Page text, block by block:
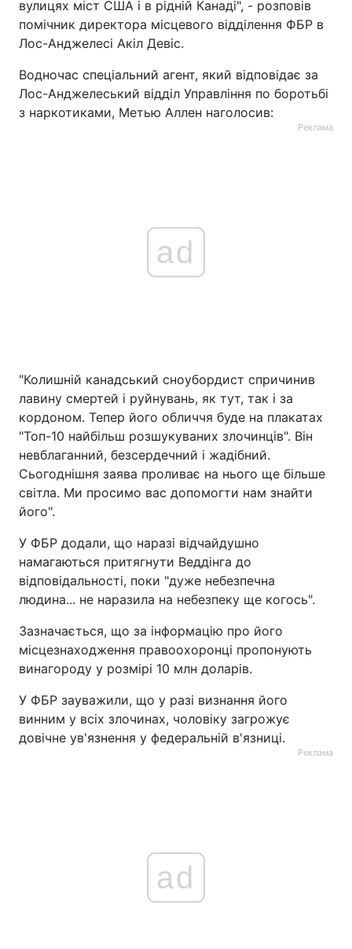
вулицях міст США і в рідній Канаді", - розповів
помічник директора місцевого відділення ФБР в
Лос-Анджелесі Акіл Девіс.
Водночас спеціальний агент, який відповідає за
Лос-Анджелеський відділ Управління по боротьбі
з наркотиками, Метью Аллен наголосив:
Реклама
ad
"Колишній канадський сноубордист спричинив
лавину смертей і руйнувань, як тут, так і за
кордоном. Тепер його обличчя буде на плакатах
"Топ-10 найбільш розшукуваних злочинців". Він
невблаганний, безсердечний і жадібний.
Сьогоднішня заява проливає на нього ще більше
світла. Ми просимо вас допомогти нам знайти
його".
У ФБР додали, що наразі відчайдушно
намагаються притягнути Веддінга до
відповідальності, поки "дуже небезпечна
людина... не наразила на небезпеку ще когось".
Зазначається, що за інформацію про його
місцезнаходження правоохоронці пропонують
винагороду у розмірі 10 млн доларів.
У ФБР зауважили, що у разі визнання його
винним у всіх злочинах, чоловіку загрожує
довічне ув'язнення у федеральній в'язниці.
Реклама
ad